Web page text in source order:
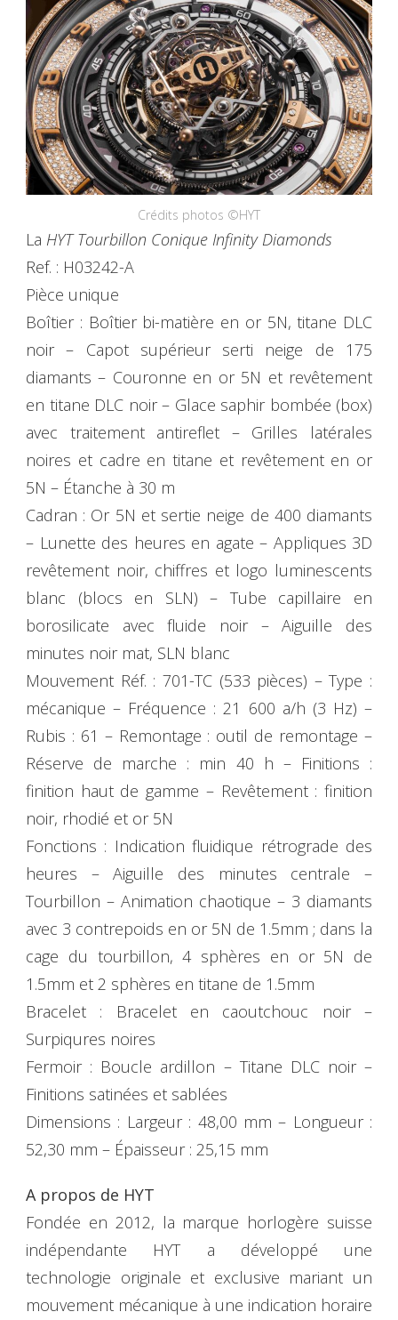
Crédits photos ©HYT
La HYT Tourbillon Conique Infinity Diamonds
Ref. : H03242-A
Pièce unique
Boîtier : Boîtier bi-matière en or 5N, titane DLC
noir – Capot supérieur serti neige de 175
diamants – Couronne en or 5N et revêtement
en titane DLC noir – Glace saphir bombée (box)
avec traitement antireflet – Grilles latérales
noires et cadre en titane et revêtement en or
5N – Étanche à 30 m
Cadran : Or 5N et sertie neige de 400 diamants
– Lunette des heures en agate – Appliques 3D
revêtement noir, chiffres et logo luminescents
blanc (blocs en SLN) – Tube capillaire en
borosilicate avec fluide noir – Aiguille des
minutes noir mat, SLN blanc
Mouvement Réf. : 701-TC (533 pièces) – Type :
mécanique – Fréquence : 21 600 a/h (3 Hz) –
Rubis : 61 – Remontage : outil de remontage –
Réserve de marche : min 40 h – Finitions :
finition haut de gamme – Revêtement : finition
noir, rhodié et or 5N
Fonctions : Indication fluidique rétrograde des
heures – Aiguille des minutes centrale –
Tourbillon – Animation chaotique – 3 diamants
avec 3 contrepoids en or 5N de 1.5mm ; dans la
cage du tourbillon, 4 sphères en or 5N de
1.5mm et 2 sphères en titane de 1.5mm
Bracelet : Bracelet en caoutchouc noir –
Surpiqures noires
Fermoir : Boucle ardillon – Titane DLC noir –
Finitions satinées et sablées
Dimensions : Largeur : 48,00 mm – Longueur :
52,30 mm – Épaisseur : 25,15 mm
A propos de HYT
Fondée en 2012, la marque horlogère suisse
indépendante HYT a développé une
technologie originale et exclusive mariant un
mouvement mécanique à une indication horaire